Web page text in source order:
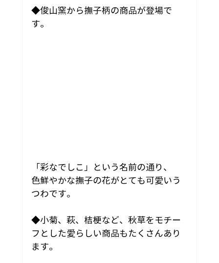
◆俊山窯から撫子柄の商品が登場で
す。
「彩なでしこ」という名前の通り、
色鮮やかな撫子の花がとても可愛いう
つわです。
◆小菊、萩、桔梗など、秋草をモチー
フとした愛らしい商品もたくさんあり
ます。